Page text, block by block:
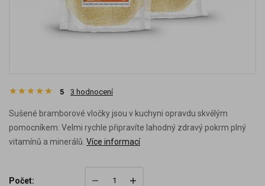
5 3 hodnocení
Sušené bramborové vločky jsou v kuchyni opravdu skvělým
pomocníkem. Velmi rychle připravíte lahodný zdravý pokrm plný
vitamínů a minerálů. Více informací
Počet: